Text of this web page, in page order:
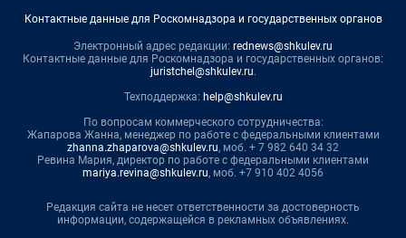
Контактные данные для Роскомнадзора и государственных органов
Электронный адрес редакции: rednews@shkulev.ru
Контактные данные для Роскомнадзора и государственных органов:
juristchel@shkulev.ru.
Техподдержка: help@shkulev.ru
По вопросам коммерческого сотрудничества:
Жапарова Жанна, менеджер по работе с федеральными клиентами
zhanna.zhaparova@shkulev.ru, моб. + 7 982 640 34 32
Ревина Мария, директор по работе с федеральными клиентами
mariya.revina@shkulev.ru, моб. +7 910 402 4056
Редакция сайта не несет ответственности за достоверность
информации, содержащейся в рекламных объявлениях.